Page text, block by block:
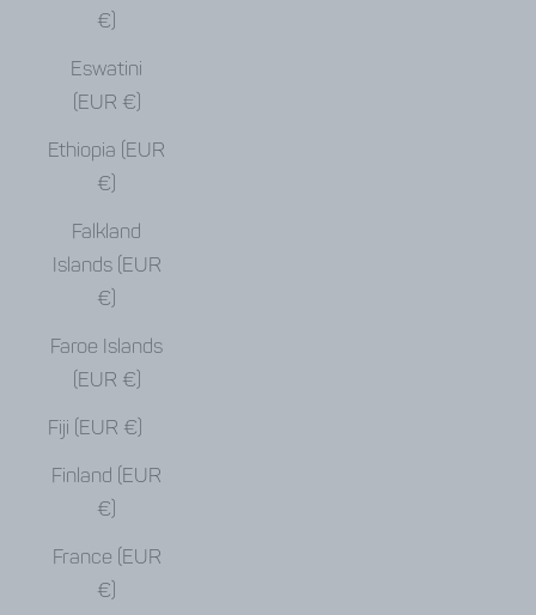
€)
Eswatini
(EUR €)
Ethiopia (EUR
€)
Falkland
Islands (EUR
€)
Faroe Islands
(EUR €)
Fiji (EUR €)
Finland (EUR
€)
France (EUR
€)